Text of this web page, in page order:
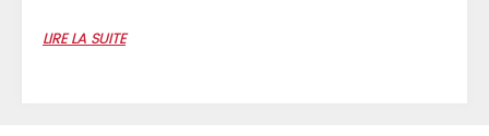
LIRE LA SUITE